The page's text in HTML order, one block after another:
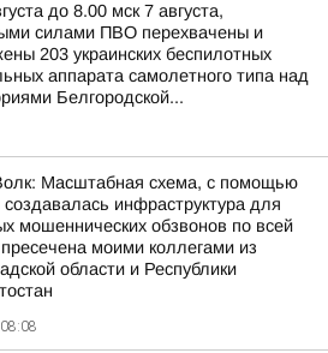
до 8.00 мск 7 августа,
силами ПВО перехвачены и
203 украинских беспилотных
аппарата самолетного типа над
Белгородской...
Масштабная схема, с помощью
создавалась инфраструктура для
мошеннических обзвонов по всей
моими коллегами из
области и Республики
08:08